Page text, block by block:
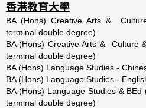
香港教育大學
BA (Hons) Creative Arts &
terminal double degree)
BA (Hons) Creative Arts & Culture
terminal double degree)
BA (Hons) Language Studies -
BA (Hons) Language Studies -
BA (Hons) Language Studies &
terminal double degree)